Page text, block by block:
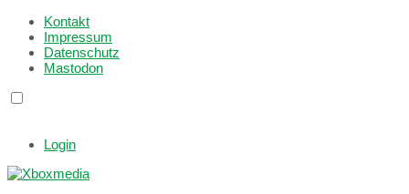
Kontakt
Impressum
Datenschutz
Mastodon
Login